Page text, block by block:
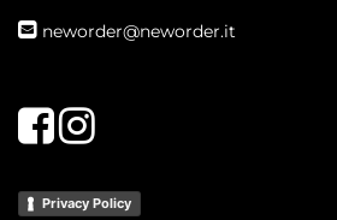
neworder@neworder.it
FacebookInstagram
Privacy Policy